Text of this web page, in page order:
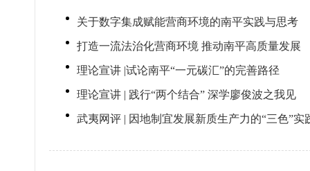
关于数字集成赋能营商环境的南平实践与思考
打造一流法治化营商环境 推动南平高质量发展
理论宣讲 |试论南平“一元碳汇”的完善路径
理论宣讲 | 践行“两个结合” 深学廖俊波之我见
武夷网评 | 因地制宜发展新质生产力的“三色”实